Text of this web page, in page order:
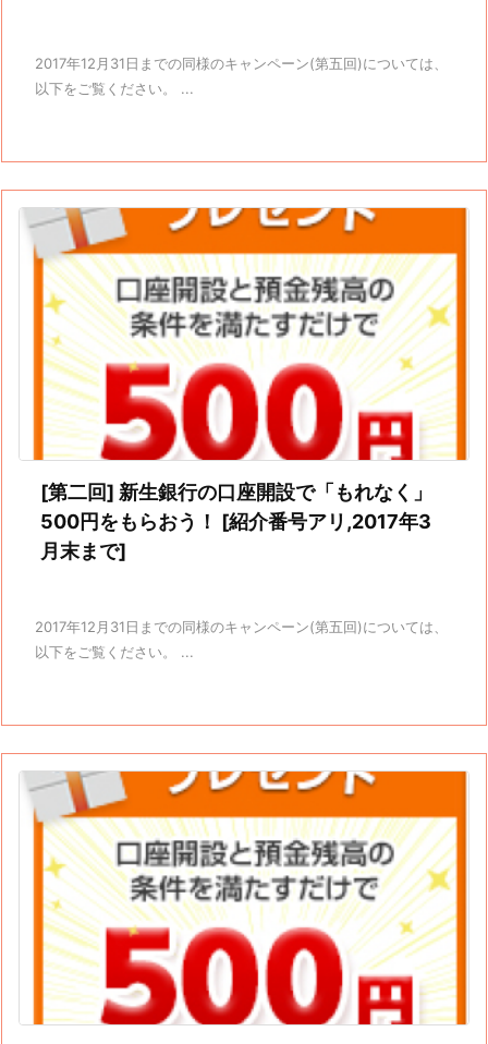
2017年12月31日までの同様のキャンペーン(第五回)については、
以下をご覧ください。 ...
[第二回] 新生銀行の口座開設で「もれなく」
500円をもらおう！ [紹介番号アリ,2017年3
月末まで]
2017年12月31日までの同様のキャンペーン(第五回)については、
以下をご覧ください。 ...